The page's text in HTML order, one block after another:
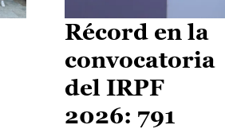
Récord en la
convocatoria
del IRPF
2026: 791